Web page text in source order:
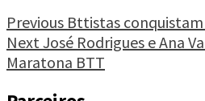
campeão
europeu
de
maratonas"
Continue
Reading
Previous Bttistas
NextJosé Rodrigues e Ana
Maratona BTT